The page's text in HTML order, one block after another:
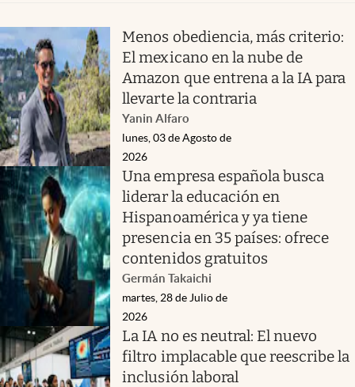
Menos obediencia, más criterio:
El mexicano en la nube de
Amazon que entrena a la IA para
llevarte la contraria
Yanin Alfaro
lunes, 03 de Agosto de
2026
Una empresa española busca
liderar la educación en
Hispanoamérica y ya tiene
presencia en 35 países: ofrece
contenidos gratuitos
Germán Takaichi
martes, 28 de Julio de
2026
La IA no es neutral: El nuevo
filtro implacable que reescribe la
inclusión laboral